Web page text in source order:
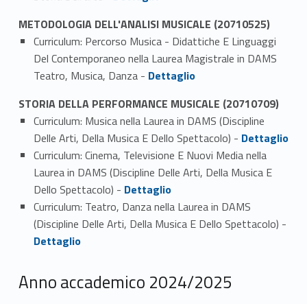
METODOLOGIA DELL'ANALISI MUSICALE (20710525)
Curriculum: Percorso Musica - Didattiche E Linguaggi
Del Contemporaneo nella Laurea Magistrale in DAMS
Teatro, Musica, Danza - Link identifier #identifier_person_103649-1
Dettaglio
STORIA DELLA PERFORMANCE MUSICALE (20710709)
Curriculum: Musica nella Laurea in DAMS (Discipline
Delle Arti, Della Musica E Dello Spettacolo) - Link identifier #identifier_person_136617-1
Dettaglio
Curriculum: Cinema, Televisione E Nuovi Media nella
Laurea in DAMS (Discipline Delle Arti, Della Musica E
Dello Spettacolo) - Link identifier #identifier_person_98348-2
Dettaglio
Curriculum: Teatro, Danza nella Laurea in DAMS
(Discipline Delle Arti, Della Musica E Dello Spettacolo) -
Link identifier #identifier_person_107581-3
Dettaglio
Anno accademico 2024/2025